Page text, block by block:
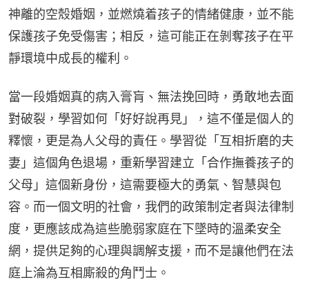
神離的空殼婚姻，並燃燒着孩子的情緒健康，並不能
保護孩子免受傷害；相反，這可能正在剝奪孩子在平
靜環境中成長的權利。
當一段婚姻真的病入膏肓、無法挽回時，勇敢地去面
對破裂，學習如何「好好說再見」，這不僅是個人的
釋懷，更是為人父母的責任。學習從「互相折磨的夫
妻」這個角色退場，重新學習建立「合作撫養孩子的
父母」這個新身份，這需要極大的勇氣、智慧與包
容。而一個文明的社會，我們的政策制定者與法律制
度，更應該成為這些脆弱家庭在下墜時的溫柔安全
網，提供足夠的心理與調解支援，而不是讓他們在法
庭上淪為互相廝殺的角鬥士。